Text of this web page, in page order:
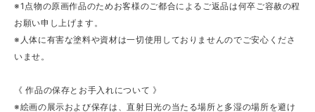
※1点物の原画作品のためお客様のご都合によるご返品は何卒ご容赦の程
お願い申し上げます。
※人体に有害な塗料や資材は一切使用しておりませんのでご安心くださ
いませ。
《 作品の保存とお手入れについて 》
※絵画の展示および保存は、直射日光の当たる場所と多湿の場所を避け